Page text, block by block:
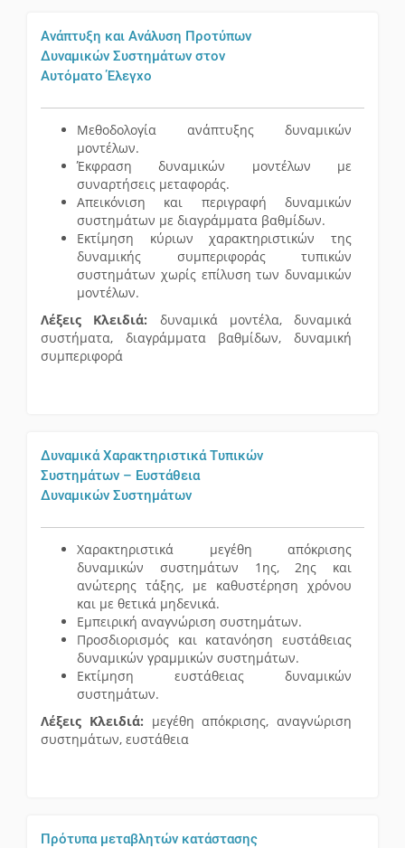
Ανάπτυξη και Ανάλυση Προτύπων
Δυναμικών Συστημάτων στον
Αυτόματο Έλεγχο
Μεθοδολογία ανάπτυξης δυναμικών
μοντέλων.
Έκφραση δυναμικών μοντέλων με
συναρτήσεις μεταφοράς.
Απεικόνιση και περιγραφή δυναμικών
συστημάτων με διαγράμματα βαθμίδων.
Εκτίμηση κύριων χαρακτηριστικών της
δυναμικής συμπεριφοράς τυπικών
συστημάτων χωρίς επίλυση των δυναμικών
μοντέλων.
Λέξεις Κλειδιά: δυναμικά μοντέλα, δυναμικά
συστήματα, διαγράμματα βαθμίδων, δυναμική
συμπεριφορά
Δυναμικά Χαρακτηριστικά Τυπικών
Συστημάτων – Ευστάθεια
Δυναμικών Συστημάτων
Χαρακτηριστικά μεγέθη απόκρισης
δυναμικών συστημάτων 1ης, 2ης και
ανώτερης τάξης, με καθυστέρηση χρόνου
και με θετικά μηδενικά.
Εμπειρική αναγνώριση συστημάτων.
Προσδιορισμός και κατανόηση ευστάθειας
δυναμικών γραμμικών συστημάτων.
Εκτίμηση ευστάθειας δυναμικών
συστημάτων.
Λέξεις Κλειδιά: μεγέθη απόκρισης, αναγνώριση
συστημάτων, ευστάθεια
Πρότυπα μεταβλητών κατάστασης